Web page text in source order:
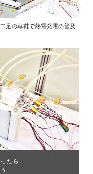
足の草鞋で熱電発電の普及
たら